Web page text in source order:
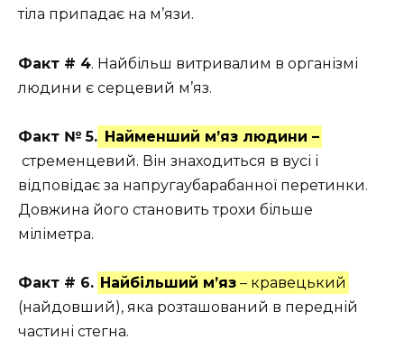
тіла припадає на м’язи.
Факт # 4. Найбільш витривалим в організмі
людини є серцевий м’яз.
Факт № 5. Найменший м’яз людини–
стременцевий. Він знаходиться в вусі і
відповідає за напругаубарабанної перетинки.
Довжина його становить трохи більше
міліметра.
Факт # 6. Найбільший м’яз – кравецький
(найдовший), яка розташований в передній
частині стегна.